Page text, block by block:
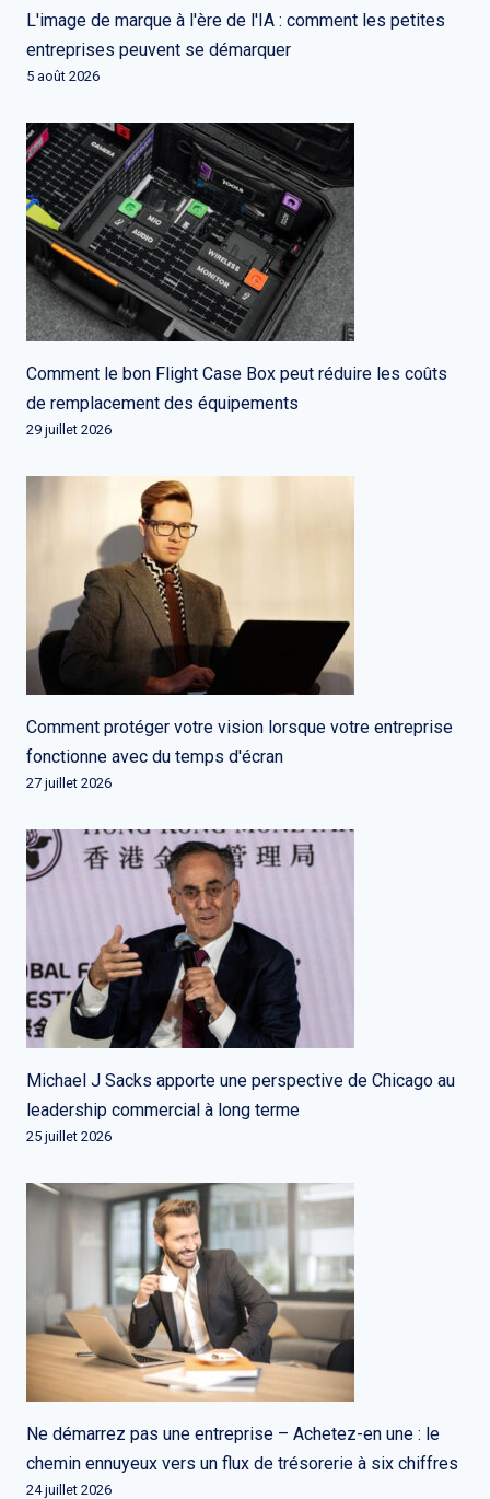
L'image de marque à l'ère de l'IA : comment les petites
entreprises peuvent se démarquer
5 août 2026
Comment le bon Flight Case Box peut réduire les coûts
de remplacement des équipements
29 juillet 2026
Comment protéger votre vision lorsque votre entreprise
fonctionne avec du temps d'écran
27 juillet 2026
Michael J Sacks apporte une perspective de Chicago au
leadership commercial à long terme
25 juillet 2026
Ne démarrez pas une entreprise – Achetez-en une : le
chemin ennuyeux vers un flux de trésorerie à six chiffres
24 juillet 2026